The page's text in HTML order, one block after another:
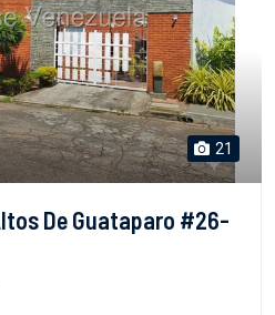
21
De Guataparo #26-